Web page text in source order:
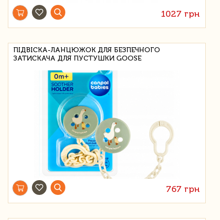
1027 грн
ПІДВІСКА-ЛАНЦЮЖОК ДЛЯ БЕЗПЕЧНОГО
ЗАТИСКАЧА ДЛЯ ПУСТУШКИ GOOSE
767 грн